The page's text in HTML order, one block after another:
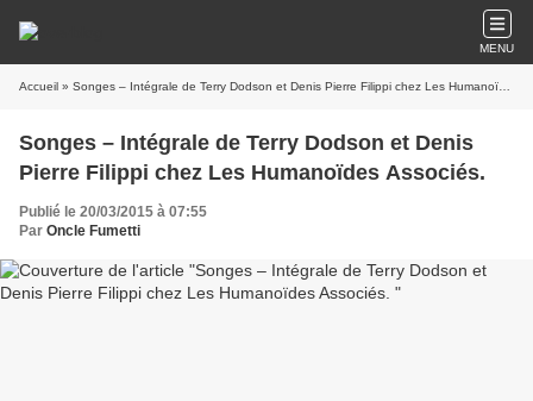
MENU
Accueil » Songes – Intégrale de Terry Dodson et Denis Pierre Filippi chez Les Humanoïdes Associés.
Songes – Intégrale de Terry Dodson et Denis
Pierre Filippi chez Les Humanoïdes Associés.
Publié le 20/03/2015 à 07:55
Par Oncle Fumetti